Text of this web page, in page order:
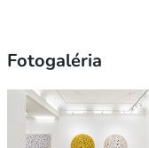
Fotogaléria